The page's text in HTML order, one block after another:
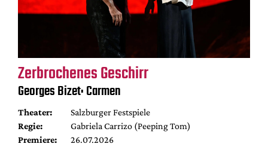
Zerbrochenes Geschirr
Georges Bizet: Carmen
Theater:
Salzburger Festspiele
Regie:
Gabriela Carrizo (Peeping Tom)
Premiere:
26.07.2026